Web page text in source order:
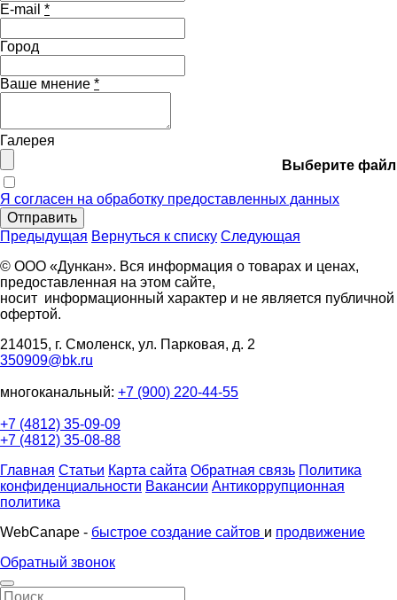
E-mail *
Город
Ваше мнение *
Галерея
Выберите файл
Я согласен на обработку предоставленных данных
Отправить
Предыдущая Вернуться к списку Следующая
© ООО «Дункан». Вся информация о товарах и ценах,
предоставленная на этом сайте,
носит информационный характер и не является публичной
офертой.
214015, г. Смоленск, ул. Парковая, д. 2
350909@bk.ru
многоканальный: +7 (900) 220-44-55
+7 (4812) 35-09-09
+7 (4812) 35-08-88
Главная Статьи Карта сайта Обратная связь Политика
конфиденциальности Вакансии Антикоррупционная
политика
WebCanape - быстрое создание сайтов и продвижение
Обратный звонок